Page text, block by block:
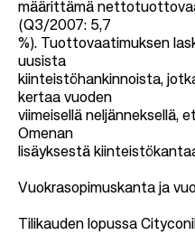
määrittämä
(Q3/2007: 5,7
%). Tuottovaatimuksen
uusista
kiinteistöhankinnoista,
kertaa vuoden
viimeisellä neljänneksellä,
Omenan
lisäyksestä
Vuokrasopimuskanta ja
Tilikauden lopussa